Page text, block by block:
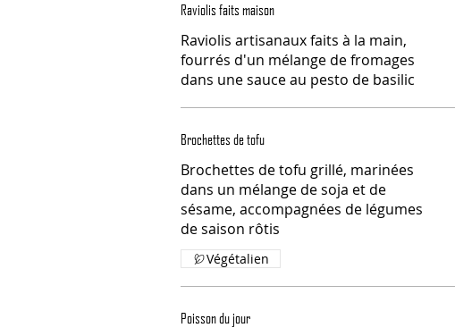
Raviolis faits maison
Raviolis artisanaux faits à la main,
fourrés d'un mélange de fromages
dans une sauce au pesto de basilic
Brochettes de tofu
Brochettes de tofu grillé, marinées
dans un mélange de soja et de
sésame, accompagnées de légumes
de saison rôtis
Végétalien
Poisson du jour